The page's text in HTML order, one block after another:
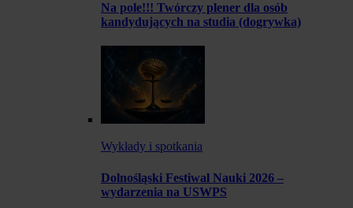
Na pole!!! Twórczy plener dla osób
kandydujących na studia (dogrywka)
Wykłady i spotkania
Dolnośląski Festiwal Nauki 2026 –
wydarzenia na USWPS